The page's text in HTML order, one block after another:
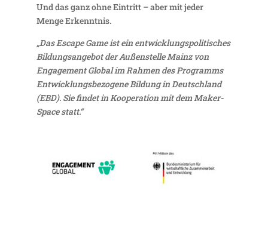
Und das ganz ohne Eintritt – aber mit jeder
Menge Erkenntnis.
„Das Escape Game ist ein entwick­lungs­po­li­ti­sches
Bildungs­an­gebot der Außen­stelle Mainz von
Enga­ge­ment Global im Rahmen des Programms
Entwick­lungs­be­zo­gene Bildung in Deutsch­land
(EBD). Sie findet in Koope­ra­tion mit dem Maker­
Space statt.“